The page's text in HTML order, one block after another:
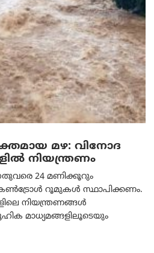
മഴ: വിനോദ
നിയന്ത്രണം
24 മണിക്കൂറും
കൺട്രോൾ റൂമുകൾ സ്ഥാപിക്കണം.
നിയന്ത്രണങ്ങൾ
മാധ്യമങ്ങളിലൂടെയും